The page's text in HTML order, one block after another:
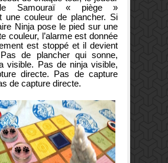
le Samouraï « piège »
une couleur de plancher. Si
Ninja pose le pied sur une
couleur, l’alarme est donnée
est stoppé et il devient
de plancher qui sonne,
visible. Pas de ninja visible,
directe. Pas de capture
de capture directe.